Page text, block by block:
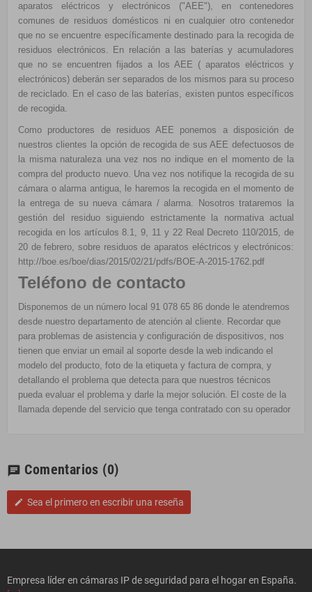
aparatos eléctricos y electrónicos ("AEE"), en contenedores
comunes de residuos domésticos ni en cualquier otro contenedor
que no se encuentre específicamente destinado para la recogida de
residuos electrónicos. En relación a las baterías y acumuladores
que no se encuentren fijados a los AEE ( aparatos eléctricos y
electrónicos) deberán ser separados de los mismos para su proceso
de reciclado. En el caso de las baterías, existen puntos específicos
de recogida.
Como productores de residuos AEE ponemos a disposición de
nuestros clientes la opción de recogida de sus AEE defectuosos de
la misma naturaleza una vez nos no indique en el momento de la
compra del producto nuevo. Una vez nos notifique la recogida de su
cámara o alarma antigua, le haremos la recogida en el momento de
la entrega de su nueva cámara / alarma. Nosotros trataremos la
gestión del residuo siguiendo estrictamente la normativa actual
recogida en los artículos 8.1, 9, 11 y 22 Real Decreto 110/2015, de
20 de febrero, sobre residuos de aparatos eléctricos y electrónicos:
http://boe.es/boe/dias/2015/02/21/pdfs/BOE-A-2015-1762.pdf
Teléfono de contacto
Disponemos de un número local 91 078 65 86 donde le atendremos
desde nuestro departamento de atención al cliente. Recordar que
para problemas de asistencia y configuración de dispositivos, nos
tienen que enviar un email al soporte desde la web indicando el
modelo del producto, foto de la etiqueta y factura de compra, y
detallando el problema que detecta para que nuestros técnicos
pueda evaluar el problema y darle la mejor solución. El coste de la
llamada depende del servicio que tenga contratado con su operador
chat Comentarios (0)
edit Sea el primero en escribir una reseña
Empresa líder en cámaras IP de seguridad para el hogar en España.